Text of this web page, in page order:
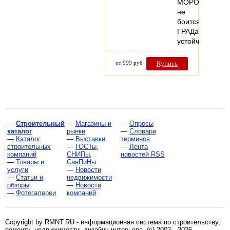
МОРОЗе,
не
боится
ГРАДа!
устойчив…
от 999 руб Купить
— Строительный
каталог
— Каталог
строительных
компаний
— Товары и
услуги
— Статьи и
обзоры
— Фотогалереи
— Магазины и
рынки
— Выставки
— ГОСТы,
СНИПы,
СанПиНы
— Новости
недвижимости
— Новости
компаний
— Опросы
— Словари
терминов
— Лента
новостей RSS
Copyright by RMNT.RU - информационная система по строительству,